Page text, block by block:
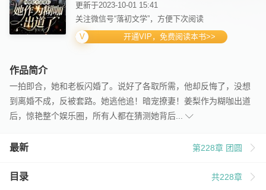
更新于2023-10-01 15:41
关注微信号“落初文学”，方便下次阅读
开通VIP，免费阅读本书>>
作品简介
一拍即合，她和老板闪婚了。说好了各取所需，他却反悔了，没想
到离婚不成，反被套路。她逃他追！暗宠撩妻！姜梨作为糊咖出道
后，惊艳整个娱乐圈，所有人都在猜测她背后...
最新 第228章 团圆
目录 共228章